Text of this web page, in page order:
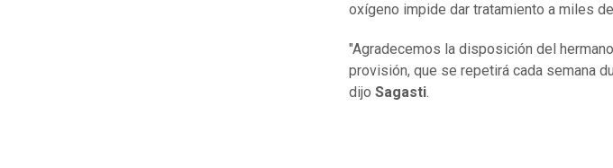
oxígeno impide dar tratamiento a miles
"Agradecemos la disposición del
provisión, que se repetirá cada semana
dijo Sagasti.